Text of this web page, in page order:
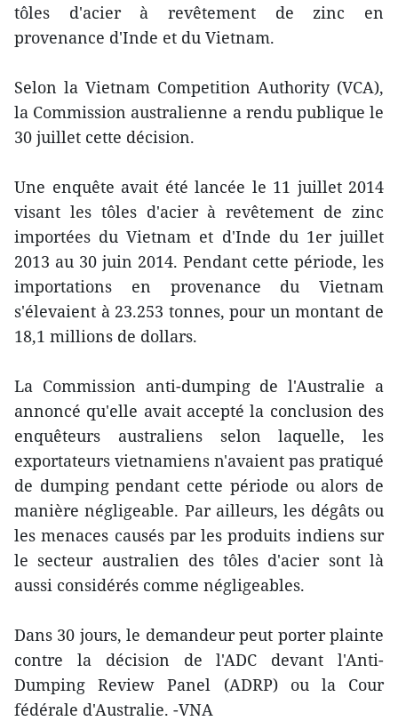
tôles d'acier à revêtement de zinc en
provenance d'Inde et du Vietnam.
Selon la Vietnam Competition Authority (VCA),
la Commission australienne a rendu publique le
30 juillet cette décision.
Une enquête avait été lancée le 11 juillet 2014
visant les tôles d'acier à revêtement de zinc
importées du Vietnam et d'Inde du 1er juillet
2013 au 30 juin 2014. Pendant cette période, les
importations en provenance du Vietnam
s'élevaient à 23.253 tonnes, pour un montant de
18,1 millions de dollars.
La Commission anti-dumping de l'Australie a
annoncé qu'elle avait accepté la conclusion des
enquêteurs australiens selon laquelle, les
exportateurs vietnamiens n'avaient pas pratiqué
de dumping pendant cette période ou alors de
manière négligeable. Par ailleurs, les dégâts ou
les menaces causés par les produits indiens sur
le secteur australien des tôles d'acier sont là
aussi considérés comme négligeables.
Dans 30 jours, le demandeur peut porter plainte
contre la décision de l'ADC devant l'Anti-
Dumping Review Panel (ADRP) ou la Cour
fédérale d'Australie. -VNA